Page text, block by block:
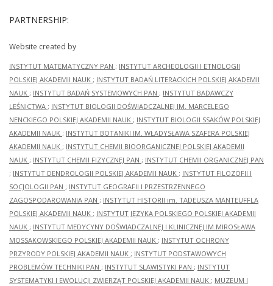
PARTNERSHIP:
Website created by
INSTYTUT MATEMATYCZNY PAN ; INSTYTUT ARCHEOLOGII I ETNOLOGII
POLSKIEJ AKADEMII NAUK ; INSTYTUT BADAŃ LITERACKICH POLSKIEJ AKADEMII
NAUK ; INSTYTUT BADAŃ SYSTEMOWYCH PAN ; INSTYTUT BADAWCZY
LEŚNICTWA ; INSTYTUT BIOLOGII DOŚWIADCZALNEJ IM. MARCELEGO
NENCKIEGO POLSKIEJ AKADEMII NAUK ; INSTYTUT BIOLOGII SSAKÓW POLSKIEJ
AKADEMII NAUK ; INSTYTUT BOTANIKI IM. WŁADYSŁAWA SZAFERA POLSKIEJ
AKADEMII NAUK ; INSTYTUT CHEMII BIOORGANICZNEJ POLSKIEJ AKADEMII
NAUK ; INSTYTUT CHEMII FIZYCZNEJ PAN ; INSTYTUT CHEMII ORGANICZNEJ PAN
; INSTYTUT DENDROLOGII POLSKIEJ AKADEMII NAUK ; INSTYTUT FILOZOFII I
SOCJOLOGII PAN ; INSTYTUT GEOGRAFII I PRZESTRZENNEGO
ZAGOSPODAROWANIA PAN ; INSTYTUT HISTORII im. TADEUSZA MANTEUFFLA
POLSKIEJ AKADEMII NAUK ; INSTYTUT JĘZYKA POLSKIEGO POLSKIEJ AKADEMII
NAUK ; INSTYTUT MEDYCYNY DOŚWIADCZALNEJ I KLINICZNEJ IM.MIROSŁAWA
MOSSAKOWSKIEGO POLSKIEJ AKADEMII NAUK ; INSTYTUT OCHRONY
PRZYRODY POLSKIEJ AKADEMII NAUK ; INSTYTUT PODSTAWOWYCH
PROBLEMÓW TECHNIKI PAN ; INSTYTUT SLAWISTYKI PAN ; INSTYTUT
SYSTEMATYKI I EWOLUCJI ZWIERZĄT POLSKIEJ AKADEMII NAUK ; MUZEUM I